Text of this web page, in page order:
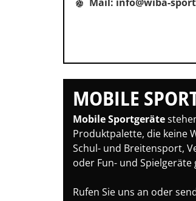
Tennis,
Training,
MOBILE
Mobile Sportgeräte
Produktpalette, die keine
Schul- und Breitensport,
oder Fun- und Spielgeräte
Rufen Sie uns an oder